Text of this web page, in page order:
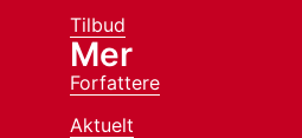
Tilbud
Mer
Forfattere
Aktuelt